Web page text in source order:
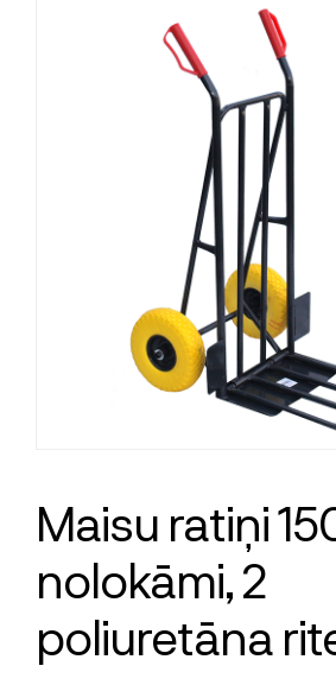
Maisu ratiņi
nolokāmi, 2
poliuretāna